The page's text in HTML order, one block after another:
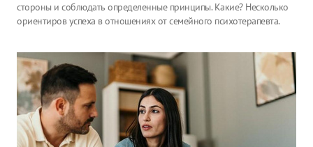
стороны и соблюдать определенные принципы. Какие? Несколько
ориентиров успеха в отношениях от семейного психотерапевта.